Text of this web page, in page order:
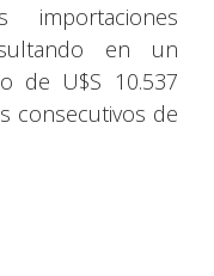
en un
de U$S 10.537
consecutivos de